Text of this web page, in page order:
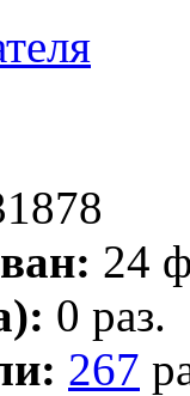
24
0 раз.
267